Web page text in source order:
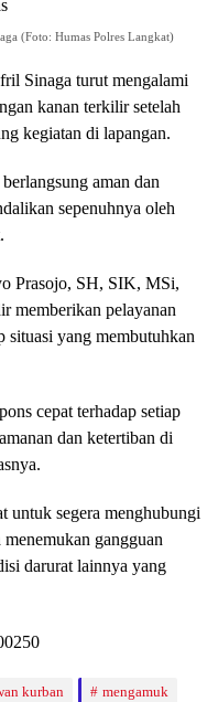
(Foto: Humas Polres Langkat)
Sinaga turut mengalami
kanan terkilir setelah
kegiatan di lapangan.
aman dan
sepenuhnya oleh
Prasojo, SH, SIK, MSi,
memberikan pelayanan
situasi yang membutuhkan
cepat terhadap setiap
dan ketertiban di
untuk segera menghubungi
gangguan
darurat lainnya yang
kurban
mengamuk